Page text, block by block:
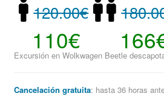
120.00€
110€
Excursión en Wolkwagen Beetle
Cancelación gratuita: hasta 36 horas